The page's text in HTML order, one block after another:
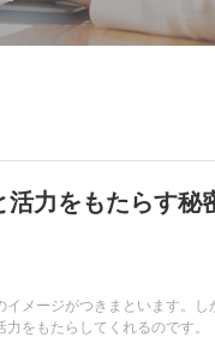
力をもたらす秘
メージがつきまといます。し
力をもたらしてくれるのです